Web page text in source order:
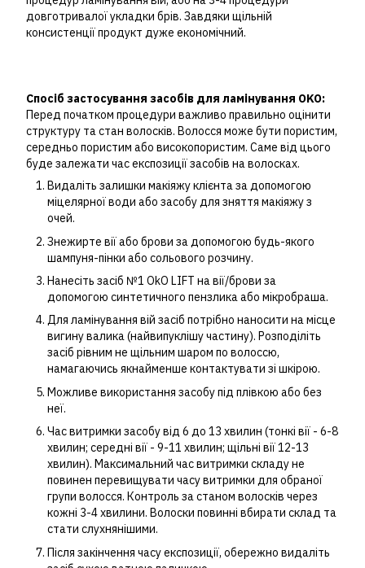
довготривалої укладки брів. Завдяки щільній
консистенції продукт дуже економічний.
Спосіб застосування засобів для ламінування OKO:
Перед початком процедури важливо правильно оцінити
структуру та стан волосків. Волосся може бути пористим,
середньо пористим або високопористим. Саме від цього
буде залежати час експозиції засобів на волосках.
Видаліть залишки макіяжу клієнта за допомогою
міцелярної води або засобу для зняття макіяжу з
очей.
Знежирте вії або брови за допомогою будь-якого
шампуня-пінки або сольового розчину.
Нанесіть засіб №1 OkO LIFT на вії/брови за
допомогою синтетичного пензлика або мікробраша.
Для ламінування вій засіб потрібно наносити на місце
вигину валика (найвипуклішу частину). Розподіліть
засіб рівним не щільним шаром по волоссю,
намагаючись якнайменше контактувати зі шкірою.
Можливе використання засобу під плівкою або без
неї.
Час витримки засобу від 6 до 13 хвилин (тонкі вії - 6-8
хвилин; середні вії - 9-11 хвилин; щільні вії 12-13
хвилин). Максимальний час витримки складу не
повинен перевищувати часу витримки для обраної
групи волосся. Контроль за станом волосків через
кожні 3-4 хвилини. Волоски повинні вбирати склад та
стати слухнянішими.
Після закінчення часу експозиції, обережно видаліть